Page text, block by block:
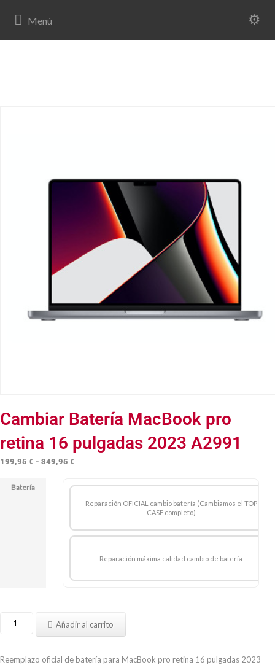
Cambiar Batería MacBook pro
retina 16 pulgadas 2023 A2991
199,95 € - 349,95 €
precios:
desde
hasta
Batería
Reparación OFICIAL cambio batería (Cambiamos el TOP
CASE completo)
Reparación máxima calidad cambio de batería
Cambiar
pro
Añadir al carrito
Reemplazo oficial de batería para MacBook pro retina 16 pulgadas 2023